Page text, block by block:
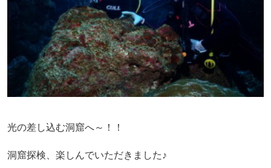
光の差し込む洞窟へ～！！
洞窟探検、楽しんでいただきました♪